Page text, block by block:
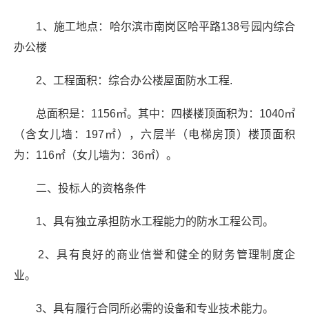
1、施工地点：哈尔滨市南岗区哈平路138号园内综合
办公楼
2、工程面积：综合办公楼屋面防水工程.
总面积是： 1156㎡。其中：四楼楼顶面积为： 1040㎡
（含女儿墙： 197 ㎡），六层半（电梯房顶）楼顶面积
为： 116㎡（女儿墙为： 36㎡）。
二、投标人的资格条件
1、具有独立承担 防水工程能力的防水工程公司。
2、具有良好的商业信誉和健全的财务管理制度企
业。
3、具有履行合同所必需的设备和专业技术能力。